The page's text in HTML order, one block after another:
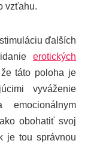
vzťahu.
ďalších
erotických
táto poloha je
vyváženie
obohatiť svoj
je tou správnou